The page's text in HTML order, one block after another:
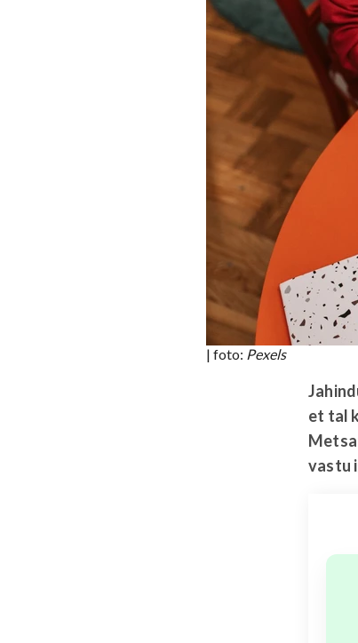
| foto: Pexels
et tal
vastu